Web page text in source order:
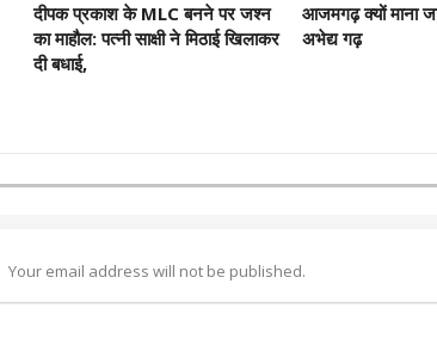
दीपक प्रकाश के MLC बनने पर जश्न
का माहौल: पत्नी साक्षी ने मिठाई खिलाकर
दी बधाई,
आजमगढ़ क्यों माना
अभेद्य गढ़
Your email address will not be published.